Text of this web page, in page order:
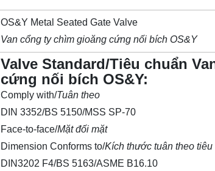
OS&Y Metal Seated Gate Valve
Van cổng ty chìm gioăng cứng nối bích OS&Y
Valve Standard/Tiêu chuẩn
cứng nối bích OS&Y:
Comply with/Tuân theo
DIN 3352/BS 5150/MSS SP-70
Face-to-face/Mặt đối mặt
Dimension Conforms to/Kích thước tuân theo tiêu
DIN3202 F4/BS 5163/ASME B16.10